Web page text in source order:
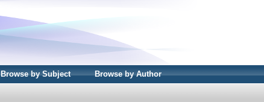
Browse by Subject Browse by Author